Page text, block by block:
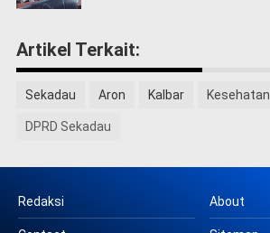
Artikel Terkait:
Sekadau Aron Kalbar Kesehatan
DPRD Sekadau
Redaksi About